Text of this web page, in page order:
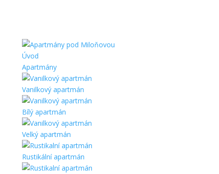
Úvod
Apartmány
Vanilkový apartmán
Bílý apartmán
Velký apartmán
Rustikální apartmán